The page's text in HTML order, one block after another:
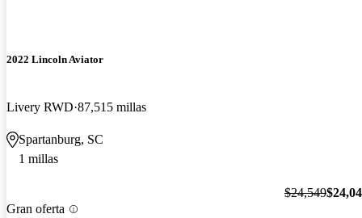
2022 Lincoln Aviator
Livery RWD 87,515 millas
Spartanburg, SC
1 millas
Gran oferta
$24,549